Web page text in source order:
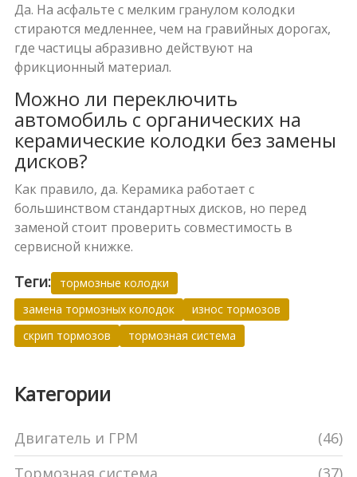
Да. На асфальте с мелким гранулом колодки
стираются медленнее, чем на гравийных дорогах,
где частицы абразивно действуют на
фрикционный материал.
Можно ли переключить
автомобиль с органических на
керамические колодки без замены
дисков?
Как правило, да. Керамика работает с
большинством стандартных дисков, но перед
заменой стоит проверить совместимость в
сервисной книжке.
Теги:
тормозные колодки
замена тормозных колодок
износ тормозов
скрип тормозов
тормозная система
Категории
Двигатель и ГРМ
(46)